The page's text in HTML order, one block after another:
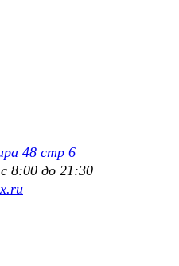
48 стр 6
8:00 до 21:30